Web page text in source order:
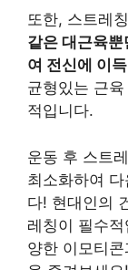
또한, 스트레
같은 대근육
여 전신에 이
균형있는 근
적입니다.
운동 후 스트
최소화하여
다! 현대인의
레칭이 필수
양한 이모티